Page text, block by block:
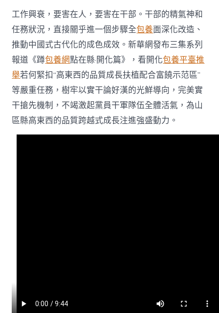
·
開
化
篇
丨
先
平
易
近
之
急
而
急
打
工作興衰，要害在人，要害在干部。干部的精氣神和
任務狀況，直接關乎進一個步驟全包養面深化改造、
推動中國式古代化的成色成效。新華網發布三集系列
報道《蹲包養網點在縣·開化篇》，看開化包養平臺推
舉若何緊扣“高東西的品質成長扶植配合富饒示范區”
等嚴重任務，樹牢以實干論好漢的光鮮導向，完美實
干搶先機制，不竭激起黨員干軍隊伍全體活氣，為山
區縣高東西的品質跨越式成長注進強盛動力。